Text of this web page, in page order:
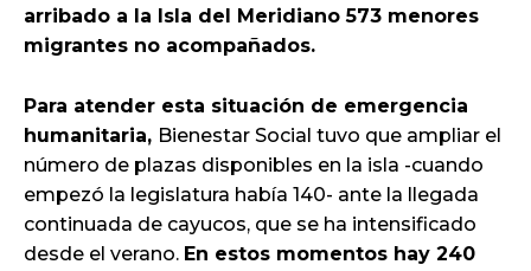
arribado a la Isla del Meridiano 573 menores
migrantes no acompañados.
Para atender esta situación de emergencia
humanitaria, Bienestar Social tuvo que ampliar el
número de plazas disponibles en la isla -cuando
empezó la legislatura había 140- ante la llegada
continuada de cayucos, que se ha intensificado
desde el verano. En estos momentos hay 240